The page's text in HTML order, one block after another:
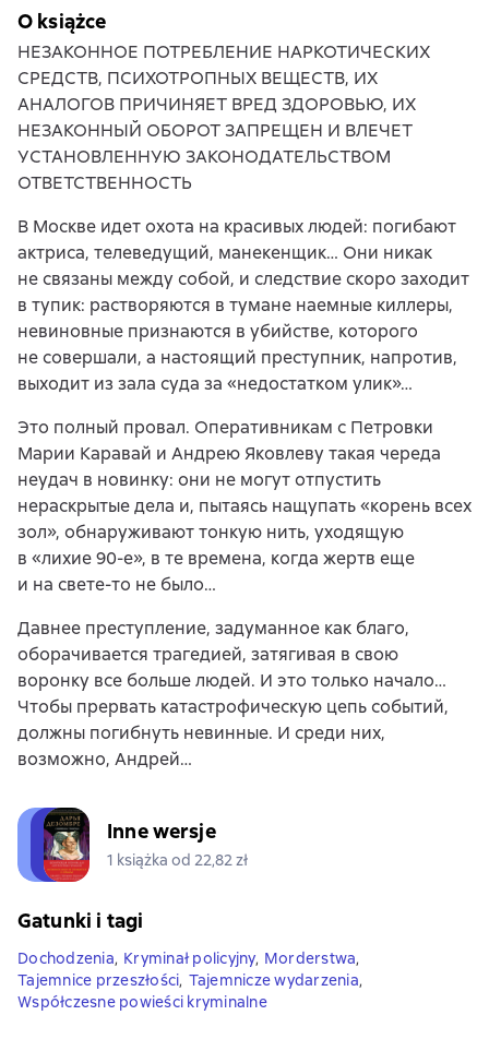
O książce
НЕЗАКОННОЕ ПОТРЕБЛЕНИЕ НАРКОТИЧЕСКИХ
СРЕДСТВ, ПСИХОТРОПНЫХ ВЕЩЕСТВ, ИХ
АНАЛОГОВ ПРИЧИНЯЕТ ВРЕД ЗДОРОВЬЮ, ИХ
НЕЗАКОННЫЙ ОБОРОТ ЗАПРЕЩЕН И ВЛЕЧЕТ
УСТАНОВЛЕННУЮ ЗАКОНОДАТЕЛЬСТВОМ
ОТВЕТСТВЕННОСТЬ
В Москве идет охота на красивых людей: погибают
актриса, телеведущий, манекенщик… Они никак
не связаны между собой, и следствие скоро заходит
в тупик: растворяются в тумане наемные киллеры,
невиновные признаются в убийстве, которого
не совершали, а настоящий преступник, напротив,
выходит из зала суда за «недостатком улик»…
Это полный провал. Оперативникам с Петровки
Марии Каравай и Андрею Яковлеву такая череда
неудач в новинку: они не могут отпустить
нераскрытые дела и, пытаясь нащупать «корень всех
зол», обнаруживают тонкую нить, уходящую
в «лихие 90-е», в те времена, когда жертв еще
и на свете-то не было…
Давнее преступление, задуманное как благо,
оборачивается трагедией, затягивая в свою
воронку все больше людей. И это только начало…
Чтобы прервать катастрофическую цепь событий,
должны погибнуть невинные. И среди них,
возможно, Андрей…
Inne wersje
1 książka od 22,82 zł
Gatunki i tagi
Dochodzenia, Kryminał policyjny, Morderstwa,
Tajemnice przeszłości, Tajemnicze wydarzenia,
Współczesne powieści kryminalne